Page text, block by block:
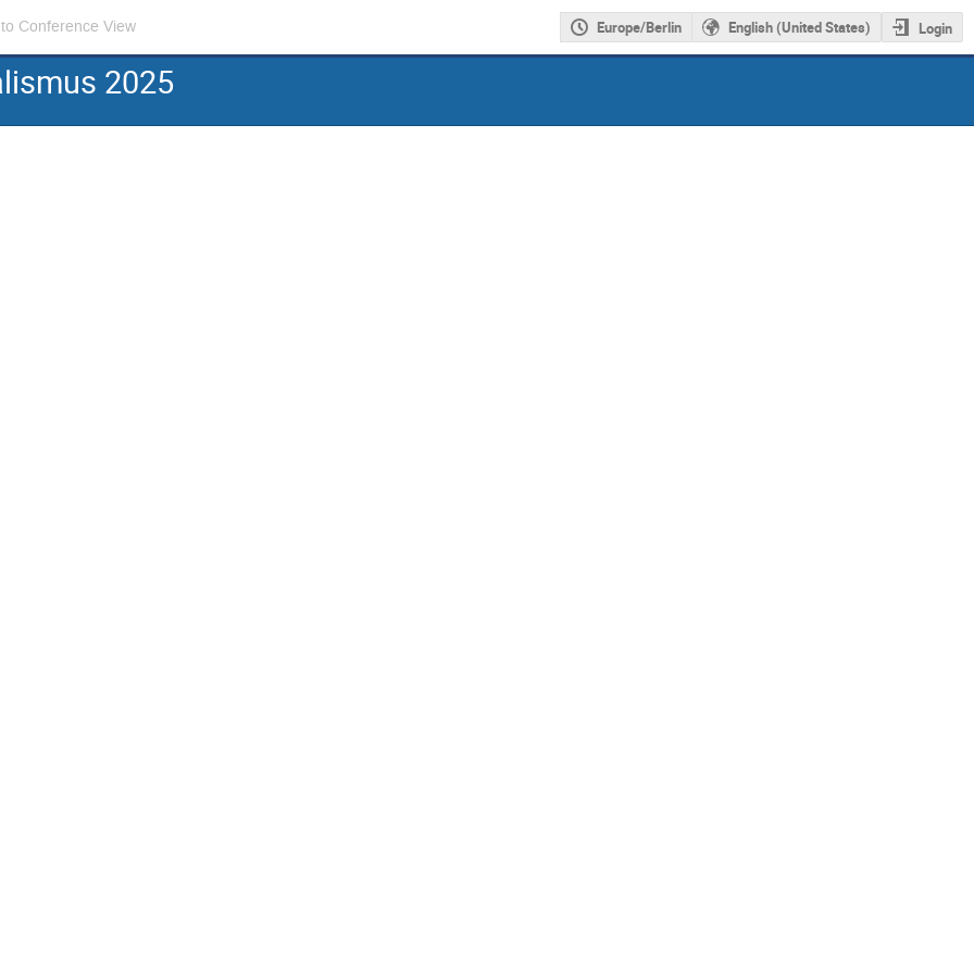
Conference View Europe/Berlin English (United States) Login
2025